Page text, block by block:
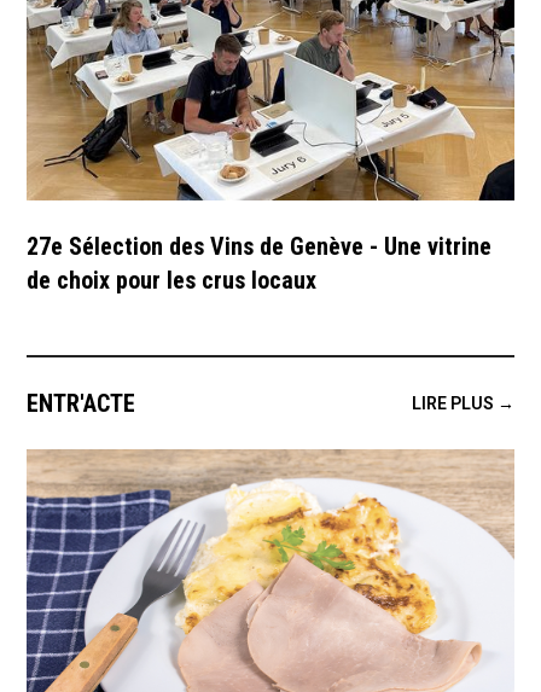
27e Sélection des Vins de Genève - Une vitrine
de choix pour les crus locaux
ENTR'ACTE LIRE PLUS →